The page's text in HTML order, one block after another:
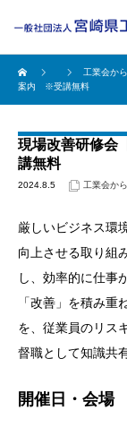
工業会か
案内 ※受講無料
現場改善研修
講無料
2024.8.5 工業会か
厳しいビジネス環
向上させる取り組
し、効率的に仕事
「改善」を積み重
を、従業員のリス
督職として知識共
開催日・会場